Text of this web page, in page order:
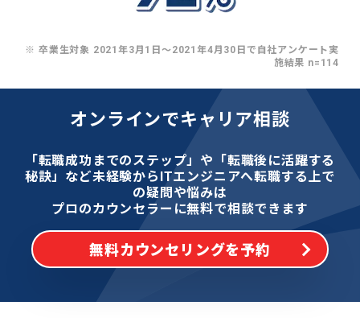
※ 卒業生対象 2021年3月1日〜2021年4月30日で自社アンケート実
施結果 n=114
オンラインでキャリア相談
「転職成功までのステップ」や「転職後に活躍する
秘訣」など未経験からITエンジニアへ転職する上で
の疑問や悩みは
プロのカウンセラーに無料で相談できます
無料カウンセリングを予約